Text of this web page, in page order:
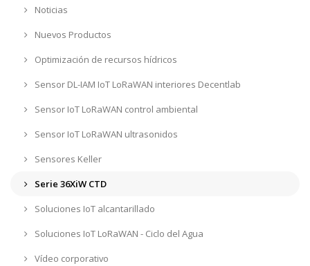
Noticias
Nuevos Productos
Optimización de recursos hídricos
Sensor DL-IAM IoT LoRaWAN interiores Decentlab
Sensor IoT LoRaWAN control ambiental
Sensor IoT LoRaWAN ultrasonidos
Sensores Keller
Serie 36XiW CTD
Soluciones IoT alcantarillado
Soluciones IoT LoRaWAN - Ciclo del Agua
Vídeo corporativo